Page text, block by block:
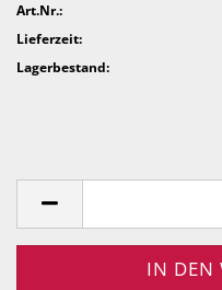
Art.Nr.:
Lieferzeit:
Lagerbestand: